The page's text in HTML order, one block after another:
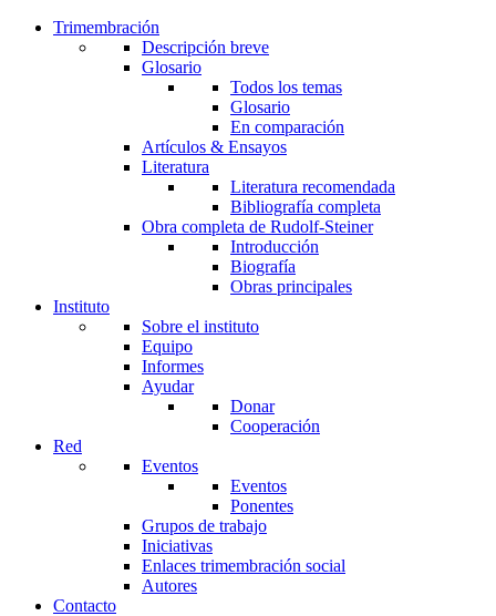
Trimembración
Descripción breve
Glosario
Todos los temas
Glosario
En comparación
Artículos & Ensayos
Literatura
Literatura recomendada
Bibliografía completa
Obra completa de Rudolf-Steiner
Introducción
Biografía
Obras principales
Instituto
Sobre el instituto
Equipo
Informes
Ayudar
Donar
Cooperación
Red
Eventos
Eventos
Ponentes
Grupos de trabajo
Iniciativas
Enlaces trimembración social
Autores
Contacto